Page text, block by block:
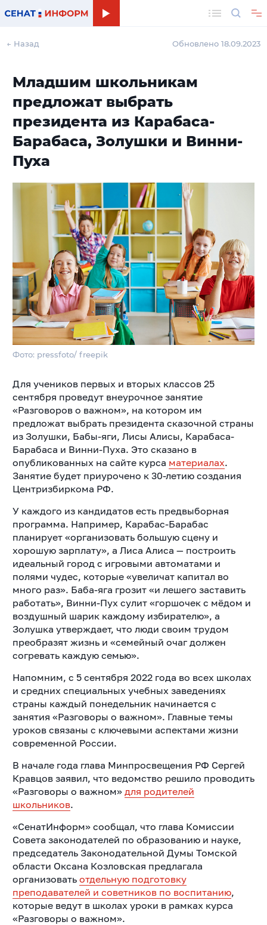
← Назад Обновлено 18.09.2023
Младшим школьникам
предложат выбрать
президента из Карабаса-
Барабаса, Золушки и Винни-
Пуха
Фото: pressfoto/ freepik
Для учеников первых и вторых классов 25
сентября проведут внеурочное занятие
«Разговоров о важном», на котором им
предложат выбрать президента сказочной страны
из Золушки, Бабы-яги, Лисы Алисы, Карабаса-
Барабаса и Винни-Пуха. Это сказано в
опубликованных на сайте курса материалах.
Занятие будет приурочено к 30-летию создания
Центризбиркома РФ.
У каждого из кандидатов есть предвыборная
программа. Например, Карабас-Барабас
планирует «организовать большую сцену и
хорошую зарплату», а Лиса Алиса — построить
идеальный город с игровыми автоматами и
полями чудес, которые «увеличат капитал во
много раз». Баба-яга грозит «и лешего заставить
работать», Винни-Пух сулит «горшочек с мёдом и
воздушный шарик каждому избирателю», а
Золушка утверждает, что люди своим трудом
преобразят жизнь и «семейный очаг должен
согревать каждую семью».
Напомним, с 5 сентября 2022 года во всех школах
и средних специальных учебных заведениях
страны каждый понедельник начинается с
занятия «Разговоры о важном». Главные темы
уроков связаны с ключевыми аспектами жизни
современной России.
В начале года глава Минпросвещения РФ Сергей
Кравцов заявил, что ведомство решило проводить
«Разговоры о важном» для родителей
школьников.
«СенатИнформ» сообщал, что глава Комиссии
Совета законодателей по образованию и науке,
председатель Законодательной Думы Томской
области Оксана Козловская предлагала
организовать отдельную подготовку
преподавателей и советников по воспитанию,
которые ведут в школах уроки в рамках курса
«Разговоры о важном».